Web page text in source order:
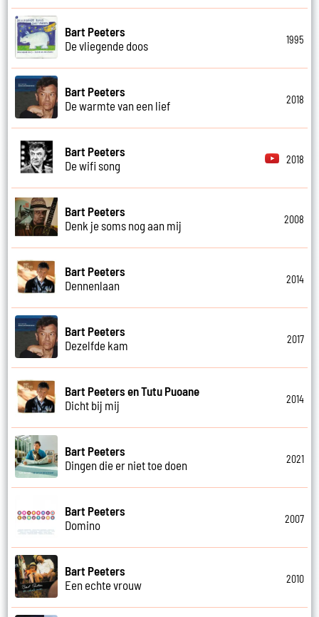
Bart Peeters
De vliegende doos
1995
Bart Peeters
De warmte van een lief
2018
Bart Peeters
De wifi song
2018
Bart Peeters
Denk je soms nog aan mij
2008
Bart Peeters
Dennenlaan
2014
Bart Peeters
Dezelfde kam
2017
Bart Peeters en Tutu Puoane
Dicht bij mij
2014
Bart Peeters
Dingen die er niet toe doen
2021
Bart Peeters
Domino
2007
Bart Peeters
Een echte vrouw
2010